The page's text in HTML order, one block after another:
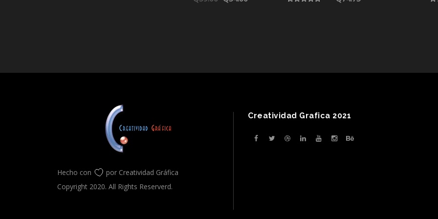
Hecho con
por Creatividad Gráfica
Copyright 2020. All Rights Reserverd.
Creatividad Grafica 2021